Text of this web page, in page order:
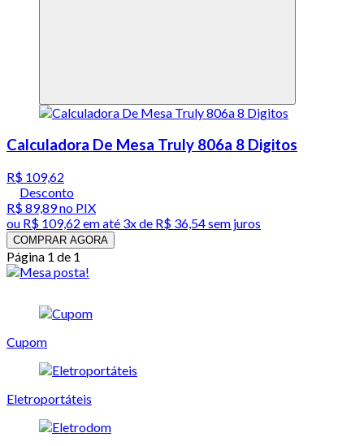
Calculadora De Mesa Truly 806a 8 Digitos
R$ 109,62
Desconto
R$ 89,89no PIX
ou R$ 109,62 em até 3x de R$ 36,54 sem juros
COMPRAR AGORA
Página 1 de 1
Cupom
Eletroportáteis